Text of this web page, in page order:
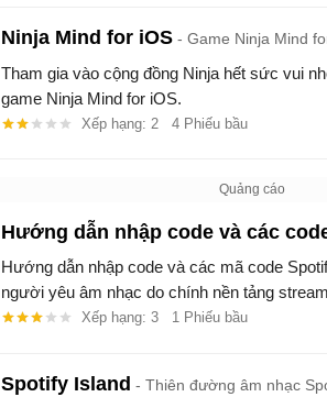
Ninja Mind for iOS Game Ninja Mind
Tham gia vào cộng đồng Ninja hết sức vui
game Ninja Mind for iOS.
Xếp hạng: 2 4 Phiếu bầu
Hướng dẫn nhập code và các
Hướng dẫn nhập code và các mã code
người yêu âm nhạc do chính nền tảng
Xếp hạng: 3 1 Phiếu bầu
Spotify Island Thiên đường âm nhạc